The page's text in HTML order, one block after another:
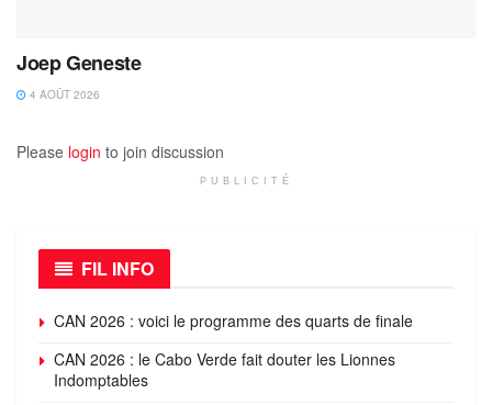
Joep Geneste
4 AOÛT 2026
Please login to join discussion
PUBLICITÉ
FIL INFO
CAN 2026 : voici le programme des quarts de finale
CAN 2026 : le Cabo Verde fait douter les Lionnes
Indomptables